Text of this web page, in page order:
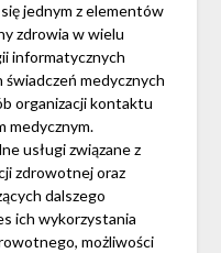
jednym z elementów
zdrowia w wielu
informatycznych
medycznych
organizacji kontaktu
medycznym.
usługi związane z
zdrowotnej oraz
dalszego
ich wykorzystania
możliwości